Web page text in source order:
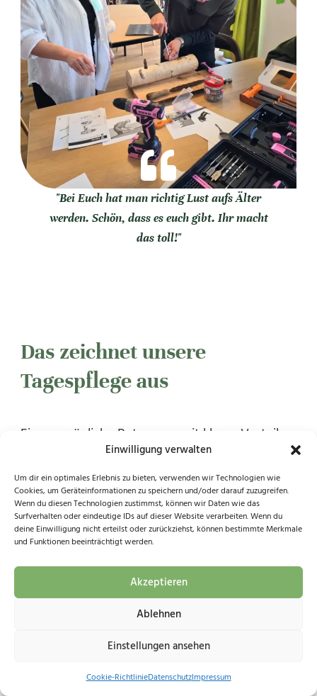
Einwilligung verwalten
Um dir ein optimales Erlebnis zu bieten, verwenden wir Technologien wie
Cookies, um Geräteinformationen zu speichern und/oder darauf zuzugreifen.
Wenn du diesen Technologien zustimmst, können wir Daten wie das
Surfverhalten oder eindeutige IDs auf dieser Website verarbeiten. Wenn du
deine Einwilligung nicht erteilst oder zurückziehst, können bestimmte Merkmale
und Funktionen beeinträchtigt werden.
Akzeptieren
Ablehnen
Einstellungen ansehen
Cookie-RichtlinieDatenschutzImpressum
Das zeichnet unsere
Tagespflege aus
Eine persönliche Betreuung mit klaren Vorteilen
für Pflegebedürftige und Angehörige.
Anerkannt von allen Pflegekassen,
"Bei Euch hat man richtig Lust aufs Älter
werden. Schön, dass es euch gibt. Ihr macht
das toll!"